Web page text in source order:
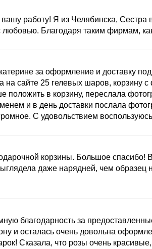
работу! Я из Челябинска,
любовью. Благодаря таким фирмам,
за оформление и доставку
сайте 25 гелевых шаров, корзину с
положить в корзину, переслала
и в день доставки послала
С удовольствием
корзины. Большое
даже нарядней, чем
благодарность за
и осталась очень довольна
Сказала, что розы очень